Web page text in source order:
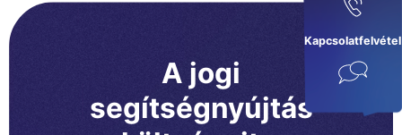
Kapcsolatfelvétel
A jogi
segítségnyújtás